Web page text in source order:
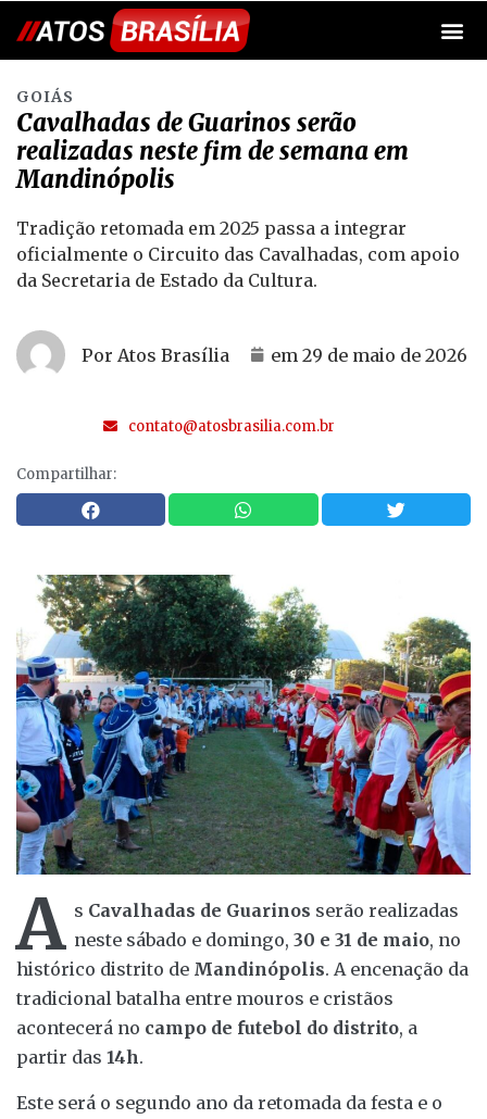
GOIÁS
Cavalhadas de Guarinos serão
realizadas neste fim de semana em
Mandinópolis
Tradição retomada em 2025 passa a integrar
oficialmente o Circuito das Cavalhadas, com apoio
da Secretaria de Estado da Cultura.
Por Atos Brasília em 29 de maio de 2026
contato@atosbrasilia.com.br
Compartilhar:
A s Cavalhadas de Guarinos serão realizadas
neste sábado e domingo, 30 e 31 de maio, no
histórico distrito de Mandinópolis. A encenação da
tradicional batalha entre mouros e cristãos
acontecerá no campo de futebol do distrito, a
partir das 14h.
Este será o segundo ano da retomada da festa e o